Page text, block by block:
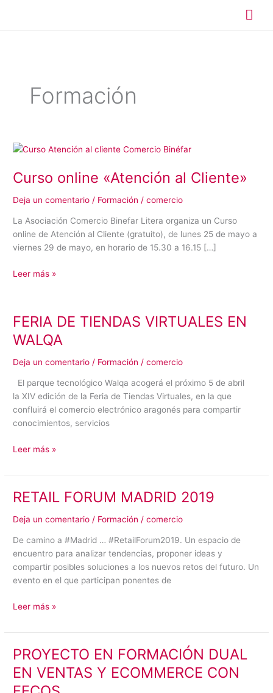
contenido
Formación
Curso online «Atención al Cliente»
Deja un comentario / Formación /comercio
La Asociación Comercio Binefar Litera organiza un Curso
online de Atención al Cliente (gratuito), de lunes 25 de mayo a
viernes 29 de mayo, en horario de 15.30 a 16.15 […]
Curso
«Atención
Cliente»
Leer más »
FERIA DE TIENDAS VIRTUALES EN
WALQA
Deja un comentario / Formación /comercio
El parque tecnológico Walqa acogerá el próximo 5 de abril
la XIV edición de la Feria de Tiendas Virtuales, en la que
confluirá el comercio electrónico aragonés para compartir
conocimientos, servicios
FERIA
DE
TIENDAS
VIRTUALES
WALQA
Leer más »
RETAIL FORUM MADRID 2019
Deja un comentario / Formación /comercio
De camino a #Madrid … #RetailForum2019. Un espacio de
encuentro para analizar tendencias, proponer ideas y
compartir posibles soluciones a los nuevos retos del futuro. Un
evento en el que participan ponentes de
RETAIL
MADRID
Leer más »
PROYECTO EN FORMACIÓN DUAL
EN VENTAS Y ECOMMERCE CON
PROYECTO
EN
FORMACIÓN